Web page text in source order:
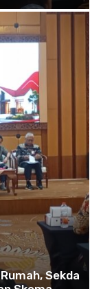
Sekda